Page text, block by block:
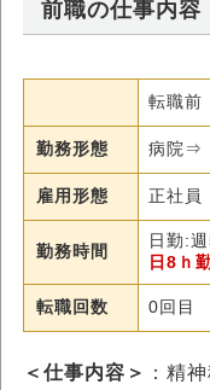
前職の仕事内容
転職
勤務形態 病院
雇用形態 正社
勤務時間
日勤:
日8ｈ
転職回数 0回目
＜仕事内容＞ ：精